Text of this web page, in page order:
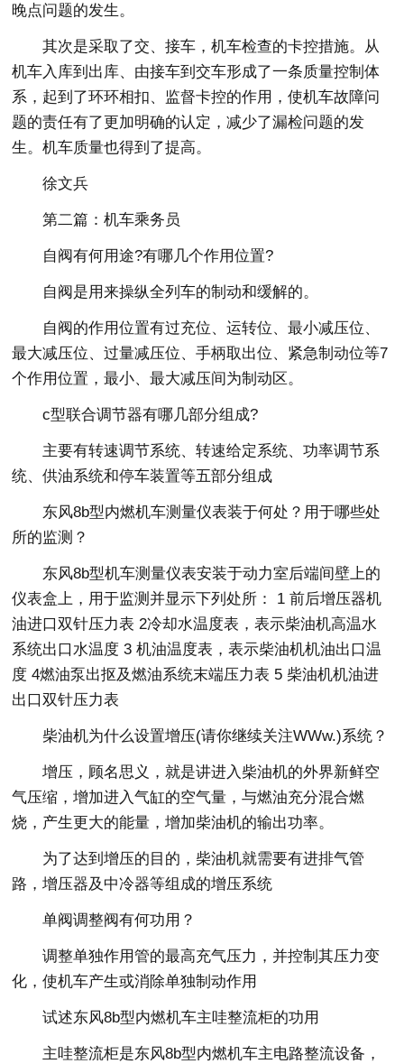
晚点问题的发生。
其次是采取了交、接车，机车检查的卡控措施。从
机车入库到出库、由接车到交车形成了一条质量控制体
系，起到了环环相扣、监督卡控的作用，使机车故障问
题的责任有了更加明确的认定，减少了漏检问题的发
生。机车质量也得到了提高。
徐文兵
第二篇：机车乘务员
自阀有何用途?有哪几个作用位置?
自阀是用来操纵全列车的制动和缓解的。
自阀的作用位置有过充位、运转位、最小减压位、
最大减压位、过量减压位、手柄取出位、紧急制动位等7
个作用位置，最小、最大减压间为制动区。
c型联合调节器有哪几部分组成?
主要有转速调节系统、转速给定系统、功率调节系
统、供油系统和停车装置等五部分组成
东风8b型内燃机车测量仪表装于何处？用于哪些处
所的监测？
东风8b型机车测量仪表安装于动力室后端间壁上的
仪表盒上，用于监测并显示下列处所： 1 前后增压器机
油进口双针压力表 2冷却水温度表，表示柴油机高温水
系统出口水温度 3 机油温度表，表示柴油机机油出口温
度 4燃油泵出抠及燃油系统末端压力表 5 柴油机机油进
出口双针压力表
柴油机为什么设置增压(请你继续关注WWw.)系统？
增压，顾名思义，就是讲进入柴油机的外界新鲜空
气压缩，增加进入气缸的空气量，与燃油充分混合燃
烧，产生更大的能量，增加柴油机的输出功率。
为了达到增压的目的，柴油机就需要有进排气管
路，增压器及中冷器等组成的增压系统
单阀调整阀有何功用？
调整单独作用管的最高充气压力，并控制其压力变
化，使机车产生或消除单独制动作用
试述东风8b型内燃机车主哇整流柜的功用
主哇整流柜是东风8b型内燃机车主电路整流设备，